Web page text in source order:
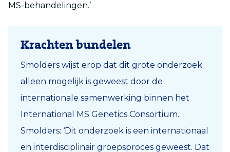
MS-behandelingen.’
Krachten bundelen
Smolders wijst erop dat dit grote onderzoek
alleen mogelijk is geweest door de
internationale samenwerking binnen het
International MS Genetics Consortium.
Smolders: ‘Dit onderzoek is een internationaal
en interdisciplinair groepsproces geweest. Dat